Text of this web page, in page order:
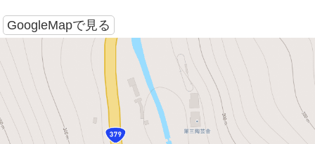
GoogleMapで見る